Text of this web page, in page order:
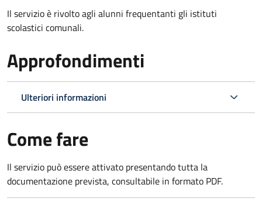
Il servizio è rivolto agli alunni frequentanti gli istituti
scolastici comunali.
Approfondimenti
Ulteriori informazioni
Come fare
Il servizio può essere attivato presentando tutta la
documentazione prevista, consultabile in formato PDF.